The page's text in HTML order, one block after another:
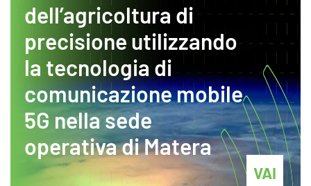
dell’agricoltura di
precisione utilizzando
la tecnologia di
comunicazione mobile
5G nella sede
operativa di Matera
VAI